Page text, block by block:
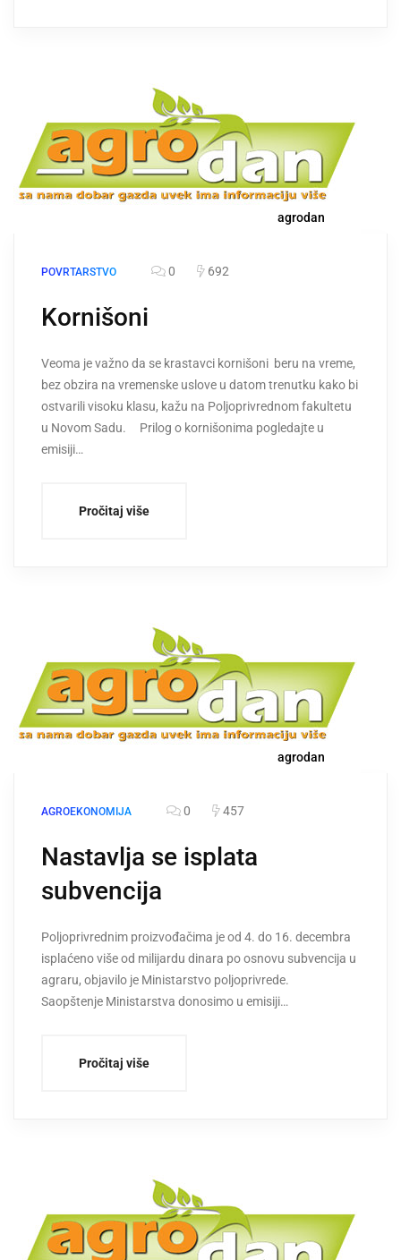
agrodan
POVRTARSTVO 0 692
Kornišoni
Veoma je važno da se krastavci kornišoni beru na vreme,
bez obzira na vremenske uslove u datom trenutku kako bi
ostvarili visoku klasu, kažu na Poljoprivrednom fakultetu
u Novom Sadu. Prilog o kornišonima pogledajte u
emisiji…
Pročitaj više
agrodan
AGROEKONOMIJA 0 457
Nastavlja se isplata
subvencija
Poljoprivrednim proizvođačima je od 4. do 16. decembra
isplaćeno više od milijardu dinara po osnovu subvencija u
agraru, objavilo je Ministarstvo poljoprivrede.
Saopštenje Ministarstva donosimo u emisiji…
Pročitaj više